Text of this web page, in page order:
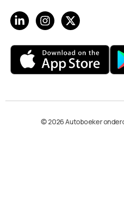
© 2026 Autoboeker